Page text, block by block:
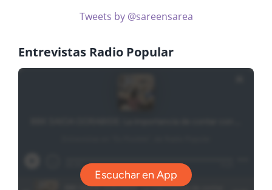
Tweets by @sareensarea
Entrevistas Radio Popular